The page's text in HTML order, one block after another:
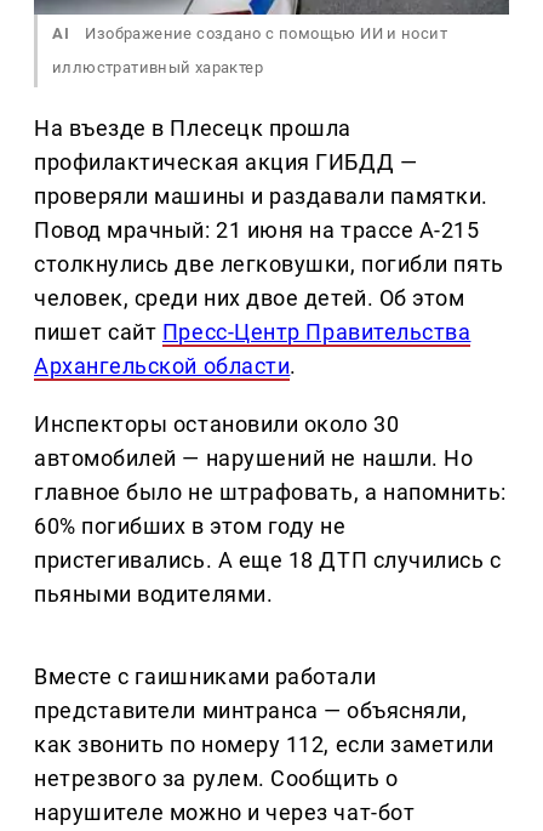
AI
Изображение создано с помощью ИИ и носит
иллюстративный характер
На въезде в Плесецк прошла
профилактическая акция ГИБДД —
проверяли машины и раздавали памятки.
Повод мрачный: 21 июня на трассе А-215
столкнулись две легковушки, погибли пять
человек, среди них двое детей. Об этом
пишет сайт Пресс-Центр Правительства
Архангельской области.
Инспекторы остановили около 30
автомобилей — нарушений не нашли. Но
главное было не штрафовать, а напомнить:
60% погибших в этом году не
пристегивались. А еще 18 ДТП случились с
пьяными водителями.
Вместе с гаишниками работали
представители минтранса — объясняли,
как звонить по номеру 112, если заметили
нетрезвого за рулем. Сообщить о
нарушителе можно и через чат-бот